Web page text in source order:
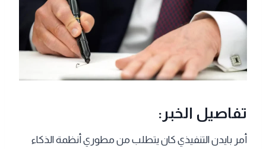
تفاصيل الخبر:
أمر بايدن التنفيذي كان يتطلب من مطوري أنظمة الذكاء